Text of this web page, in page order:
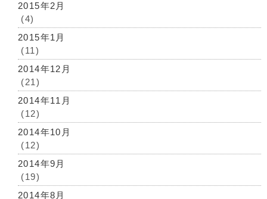
2015年2月
(4)
2015年1月
(11)
2014年12月
(21)
2014年11月
(12)
2014年10月
(12)
2014年9月
(19)
2014年8月